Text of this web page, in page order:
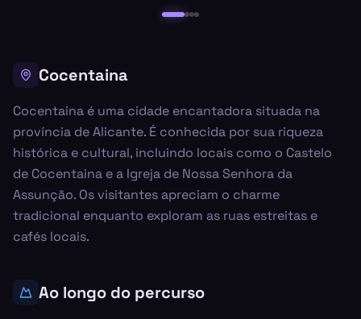
Cocentaina
Cocentaina é uma cidade encantadora situada na
província de Alicante. É conhecida por sua riqueza
histórica e cultural, incluindo locais como o Castelo
de Cocentaina e a Igreja de Nossa Senhora da
Assunção. Os visitantes apreciam o charme
tradicional enquanto exploram as ruas estreitas e
cafés locais.
Ao longo do percurso